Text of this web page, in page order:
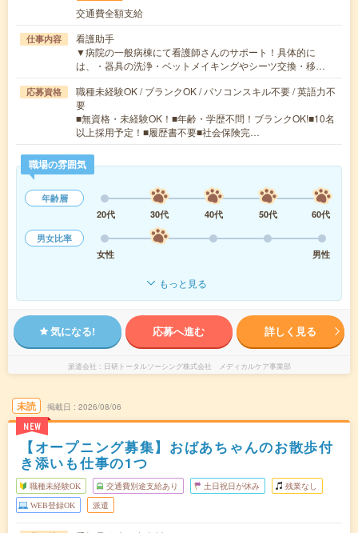
交通費全額支給
仕事内容
看護助手
▼病院の一般病棟にて看護師さんのサポート！具体的に
は、・器具の洗浄・ベットメイキングやシーツ交換・移…
応募資格
職種未経験OK / ブランクOK / パソコンスキル不要 / 英語力不
要
■無資格・未経験OK！■年齢・学歴不問！ブランクOK!■10名
以上採用予定！■履歴書不要■社会保険完…
職場の雰囲気
年齢層
20代
30代 40代 50代
60代
男女比率
女性
男性
もっと見る
気になる! 応募へ進む 詳しく見る
派遣会社 日研トータルソーシング株式会社 メディカルケア事業部
未読
NEW
掲載日 2026/08/06
【オープニング募集】おばあちゃんのお散歩付
き添いも仕事の1つ
職種未経験OK 交通費別途支給あり 土日祝日が休み 残業なし
WEB登録OK 派遣